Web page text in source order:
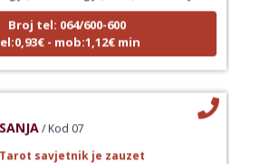
Broj tel: 064/600-600
tel:0,93€ - mob:1,12€ min
Tarot savjetnik je zauzet